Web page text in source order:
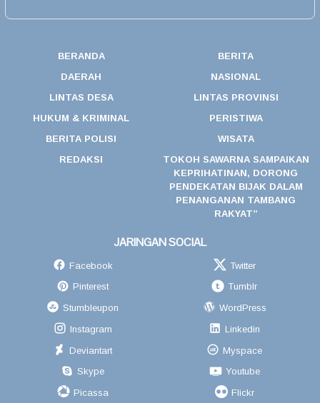
BERANDA
BERITA
DAERAH
NASIONAL
LINTAS DESA
LINTAS PROVINSI
HUKUM & KRIMINAL
PERISTIWA
BERITA POLISI
WISATA
REDAKSI
TOKOH SAWARNA SAMPAIKAN
KEPRIHATINAN, DORONG
PENDEKATAN BIJAK DALAM
PENANGANAN TAMBANG
RAKYAT”
JARINGAN SOCIAL
Facebook
Twitter
Pinterest
Tumblr
Stumbleupon
WordPress
Instagram
Linkedin
Deviantart
Myspace
Skype
Youtube
Picassa
Flickr